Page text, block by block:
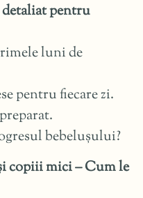
pentru
luni de
pentru fiecare zi.
bebelușului?
copiii mici – Cum le